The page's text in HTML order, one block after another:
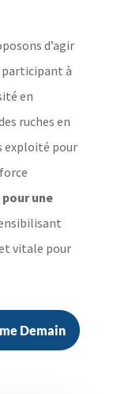
d’agir
à
en
ruches en
exploité pour
une
vitale pour
Demain